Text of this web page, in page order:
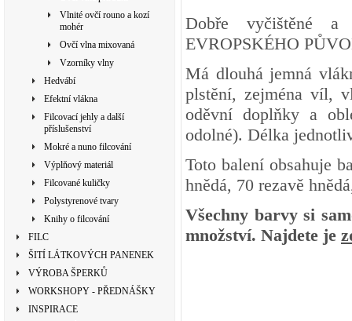
Vlnité ovčí rouno a kozí
mohér
Ovčí vlna mixovaná
Vzorníky vlny
Hedvábí
Efektní vlákna
Filcovací jehly a další
příslušenství
Mokré a nuno filcování
Výplňový materiál
Filcované kuličky
Polystyrenové tvary
Knihy o filcování
FILC
ŠITÍ LÁTKOVÝCH PANENEK
VÝROBA ŠPERKŮ
WORKSHOPY - PŘEDNÁŠKY
INSPIRACE
Dobře vyčištěné a
EVROPSKÉHO
Má dlouhá jemná
plstění, zejména víl,
oděvní doplňky a
odolné). Délka
Toto balení obsahuje
hnědá, 70 rezavě
Všechny barvy si
množství. Najdete je